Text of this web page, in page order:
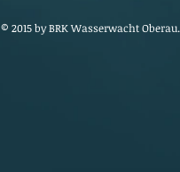
© 2015 by BRK Wasserwacht Oberau.